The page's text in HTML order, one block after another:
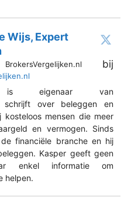
Wijs, Expert
bij
is eigenaar van
schrijft over beleggen en
kosteloos mensen die meer
en vermogen. Sinds
financiële branche en hij
Kasper geeft geen
enkel informatie om
helpen.